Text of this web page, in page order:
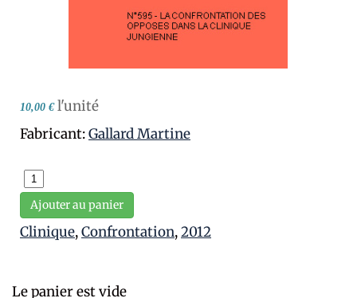
10,00 € l'unité
Fabricant:Gallard Martine
Ajouter au panier
Clinique,Confrontation,2012
Le panier est vide